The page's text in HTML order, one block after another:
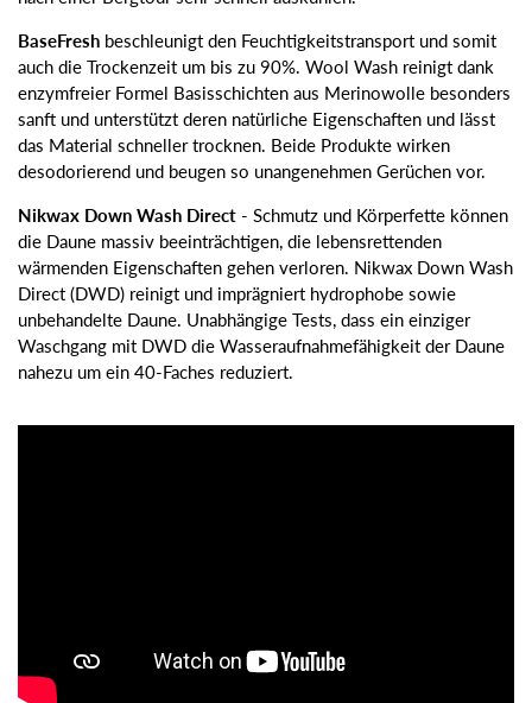
BaseFresh beschleunigt den Feuchtigkeitstransport und somit
auch die Trockenzeit um bis zu 90%. Wool Wash reinigt dank
enzymfreier Formel Basisschichten aus Merinowolle besonders
sanft und unterstützt deren natürliche Eigenschaften und lässt
das Material schneller trocknen. Beide Produkte wirken
desodorierend und beugen so unangenehmen Gerüchen vor.
Nikwax Down Wash Direct - Schmutz und Körperfette können
die Daune massiv beeinträchtigen, die lebensrettenden
wärmenden Eigenschaften gehen verloren. Nikwax Down Wash
Direct (DWD) reinigt und imprägniert hydrophobe sowie
unbehandelte Daune. Unabhängige Tests, dass ein einziger
Waschgang mit DWD die Wasseraufnahmefähigkeit der Daune
nahezu um ein 40-Faches reduziert.